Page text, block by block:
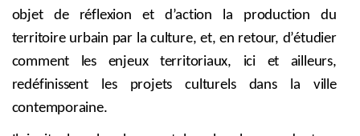
objet de réflexion et d’action la production du
territoire urbain par la culture, et, en retour, d’étudier
comment les enjeux territoriaux, ici et ailleurs,
redéfinissent les projets culturels dans la ville
contemporaine.